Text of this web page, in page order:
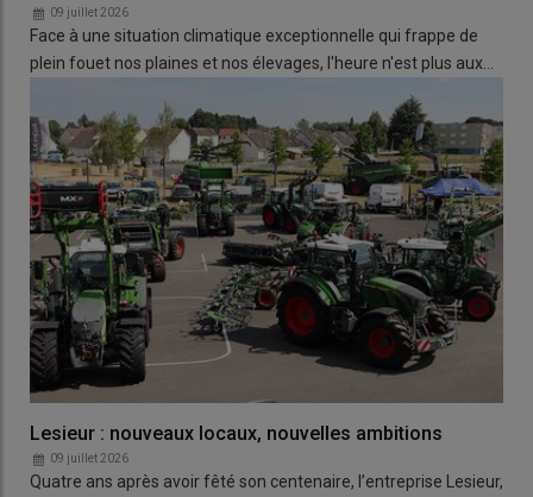
09 juillet 2026
Face à une situation climatique exceptionnelle qui frappe de
plein fouet nos plaines et nos élevages, l'heure n'est plus aux…
Lesieur : nouveaux locaux, nouvelles ambitions
09 juillet 2026
Quatre ans après avoir fêté son centenaire, l’entreprise Lesieur,